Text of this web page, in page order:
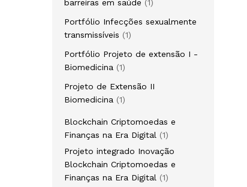
barreiras em saúde
1
Portfólio Infecções sexualmente
transmissíveis
11
Portfólio Projeto de extensão I -
Biomedicina
11
Projeto de Extensão II
Biomedicina
11
Blockchain Criptomoedas e
Finanças na Era Digital
11
produto
Projeto integrado Inovação
Blockchain Criptomoedas e
Finanças na Era Digital
11